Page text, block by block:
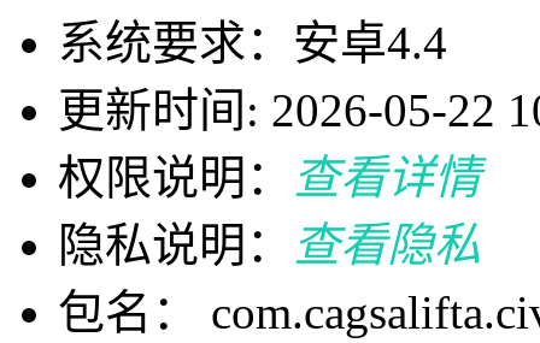
系统要求：安卓4.4
更新时间: 2026-05-22
权限说明：
查看详情
隐私说明：
查看隐私
包名：